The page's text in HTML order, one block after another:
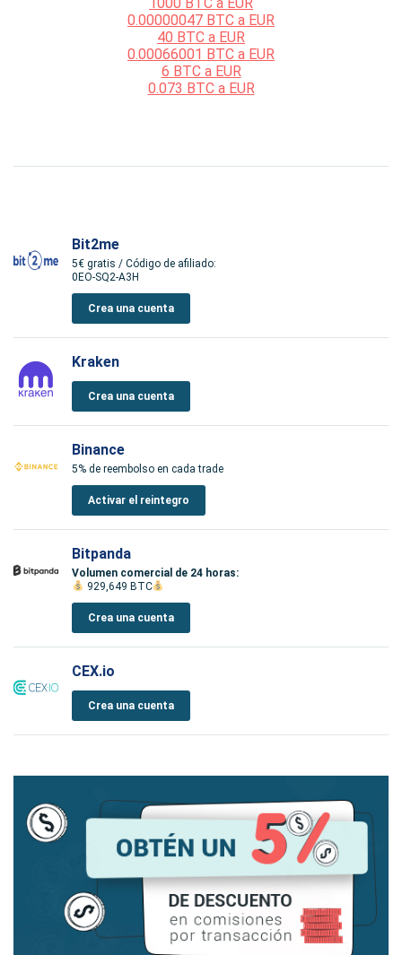
0.00000047 BTC a EUR
40 BTC a EUR
0.00066001 BTC a EUR
6 BTC a EUR
0.073 BTC a EUR
Bit2me
5€ gratis / Código de afiliado:
0EO-SQ2-A3H
Crea una cuenta
Kraken
Crea una cuenta
Binance
5% de reembolso en cada trade
Activar el reintegro
Bitpanda
Volumen comercial de 24 horas:
929,649 BTC
Crea una cuenta
CEX.io
Crea una cuenta